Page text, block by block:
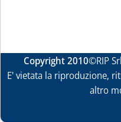
Copyright 2010©RIP
E' vietata la riproduzione,
altro